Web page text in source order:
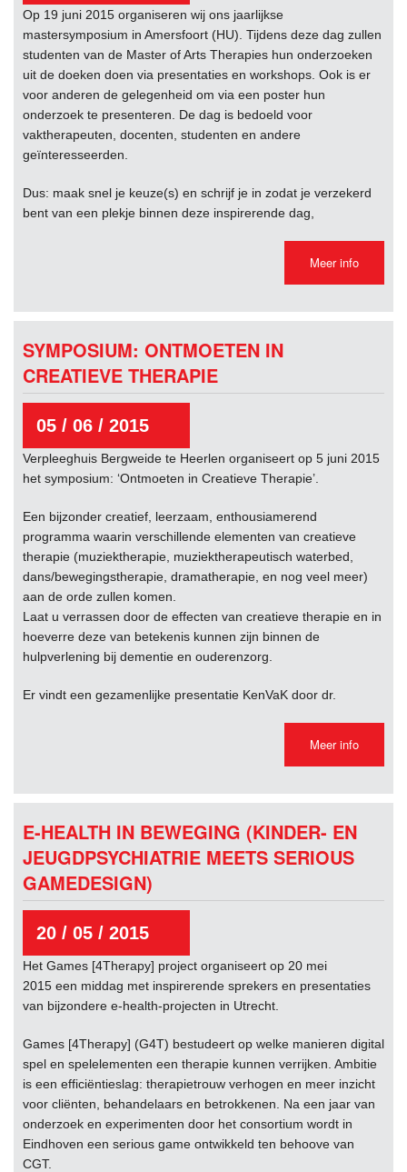
Op 19 juni 2015 organiseren wij ons jaarlijkse
mastersymposium in Amersfoort (HU). Tijdens deze dag zullen
studenten van de Master of Arts Therapies hun onderzoeken
uit de doeken doen via presentaties en workshops. Ook is er
voor anderen de gelegenheid om via een poster hun
onderzoek te presenteren. De dag is bedoeld voor
vaktherapeuten, docenten, studenten en andere
geïnteresseerden.
Dus: maak snel je keuze(s) en schrijf je in zodat je verzekerd
bent van een plekje binnen deze inspirerende dag,
Meer info
SYMPOSIUM: ONTMOETEN IN
CREATIEVE THERAPIE
05 / 06 / 2015
Verpleeghuis Bergweide te Heerlen organiseert op 5 juni 2015
het symposium: ‘Ontmoeten in Creatieve Therapie’.
Een bijzonder creatief, leerzaam, enthousiamerend
programma waarin verschillende elementen van creatieve
therapie (muziektherapie, muziektherapeutisch waterbed,
dans/bewegingstherapie, dramatherapie, en nog veel meer)
aan de orde zullen komen.
Laat u verrassen door de effecten van creatieve therapie en in
hoeverre deze van betekenis kunnen zijn binnen de
hulpverlening bij dementie en ouderenzorg.
Er vindt een gezamenlijke presentatie KenVaK door dr.
Meer info
E-HEALTH IN BEWEGING (KINDER- EN
JEUGDPSYCHIATRIE MEETS SERIOUS
GAMEDESIGN)
20 / 05 / 2015
Het Games [4Therapy] project organiseert op 20 mei
2015 een middag met inspirerende sprekers en presentaties
van bijzondere e-health-projecten in Utrecht.
Games [4Therapy] (G4T) bestudeert op welke manieren digital
spel en spelelementen een therapie kunnen verrijken. Ambitie
is een efficiëntieslag: therapietrouw verhogen en meer inzicht
voor cliënten, behandelaars en betrokkenen. Na een jaar van
onderzoek en experimenten door het consortium wordt in
Eindhoven een serious game ontwikkeld ten behoove van
CGT.